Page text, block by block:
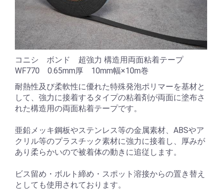
コニシ ボンド 超強力 構造用両面粘着テープ
WF770 0.65mm厚 10mm幅×10m巻
耐熱性及び柔軟性に優れた特殊発泡ポリマーを基材と
して、強力に接着するタイプの粘着剤が両面に塗布さ
れた構造用の両面粘着テープです。
亜鉛メッキ鋼板やステンレス等の金属素材、ABSやア
クリル等のプラスチック素材に強力に接着し、厚みが
あり柔らかいので被着体の動きに追従します。
ビス留め・ボルト締め・スポット溶接からの置き替え
としても使用されております。